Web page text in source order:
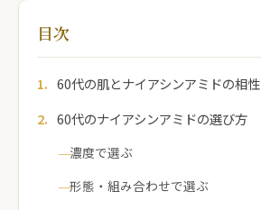
目次
60代の肌とナイアシンアミドの相性
60代のナイアシンアミドの選び方
濃度で選ぶ
形態・組み合わせで選ぶ